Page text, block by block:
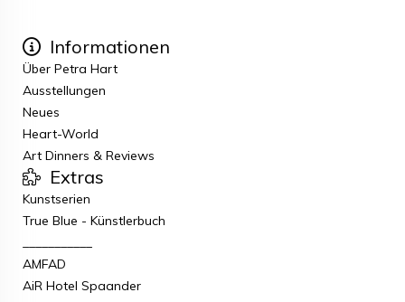
Informationen
Über Petra Hart
Ausstellungen
Neues
Heart-World
Art Dinners & Reviews
Extras
Kunstserien
True Blue - Künstlerbuch
AMFAD
AiR Hotel Spaander